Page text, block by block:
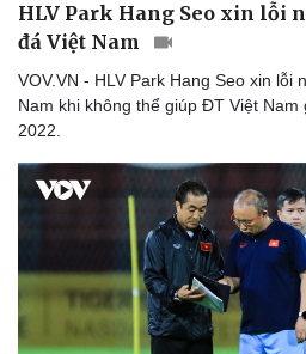
Bóng đá
Lịch thi đấu bóng đá
Thế giới thể thao
eSports
Hậu trường
HLV Park Hang Seo xin lỗi
đá Việt Nam
VOV.VN - HLV Park Hang Seo xin lỗi
Nam khi không thể giúp ĐT Việt
2022.